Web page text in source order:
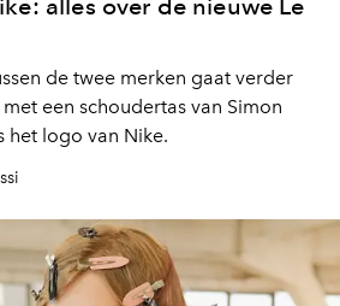
alles over de nieuwe Le
de twee merken gaat verder
een schoudertas van Simon
het logo van Nike.